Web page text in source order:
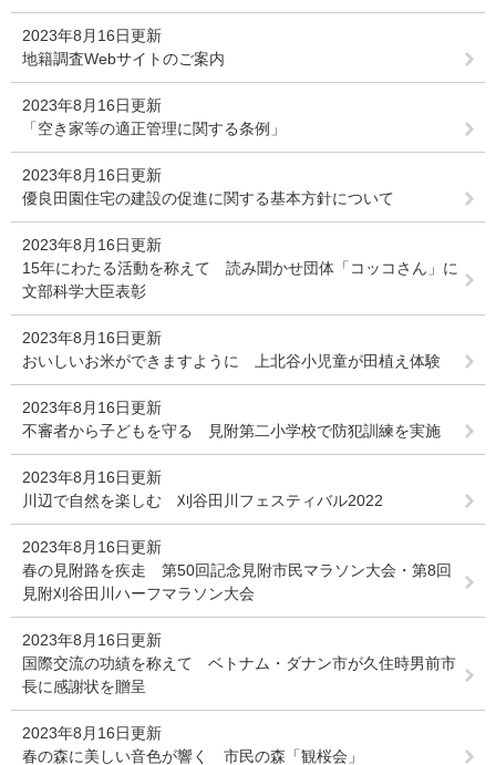
2023年8月16日更新
地籍調査Webサイトのご案内
2023年8月16日更新
「空き家等の適正管理に関する条例」
2023年8月16日更新
優良田園住宅の建設の促進に関する基本方針について
2023年8月16日更新
15年にわたる活動を称えて 読み聞かせ団体「コッコさん」に
文部科学大臣表彰
2023年8月16日更新
おいしいお米ができますように 上北谷小児童が田植え体験
2023年8月16日更新
不審者から子どもを守る 見附第二小学校で防犯訓練を実施
2023年8月16日更新
川辺で自然を楽しむ 刈谷田川フェスティバル2022
2023年8月16日更新
春の見附路を疾走 第50回記念見附市民マラソン大会・第8回
見附刈谷田川ハーフマラソン大会
2023年8月16日更新
国際交流の功績を称えて ベトナム・ダナン市が久住時男前市
長に感謝状を贈呈
2023年8月16日更新
春の森に美しい音色が響く 市民の森「観桜会」